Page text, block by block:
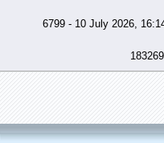
6799 - 10 July 2026,